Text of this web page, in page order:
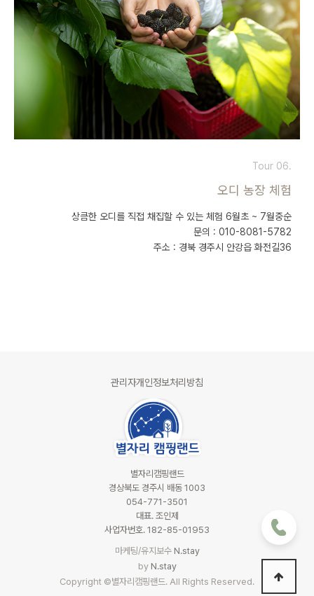
Tour 06.
오디 농장 체험
상큼한 오디를 직접 채집할 수 있는 체험 6월초 ~ 7월중순
문의 : 010-8081-5782
주소 : 경북 경주시 안강읍 화전길36
관리자개인정보처리방침
별자리캠핑랜드
경상북도 경주시 배동 1003
054-771-3501
대표. 조인제
사업자번호. 182-85-01953
Copyright ©별자리캠핑랜드. All Rights Reserved.
마케팅/유지보수 N.stay
by N.stay